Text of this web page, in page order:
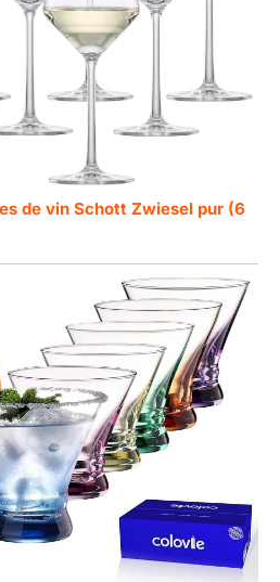
de vin Schott Zwiesel pur (6